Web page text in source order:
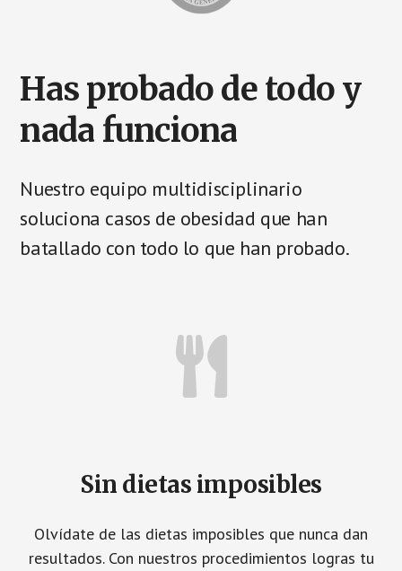
Has probado de todo y
nada funciona
Nuestro equipo multidisciplinario
soluciona casos de obesidad que han
batallado con todo lo que han probado.
Sin dietas imposibles
Olvídate de las dietas imposibles que nunca dan
resultados. Con nuestros procedimientos logras tu